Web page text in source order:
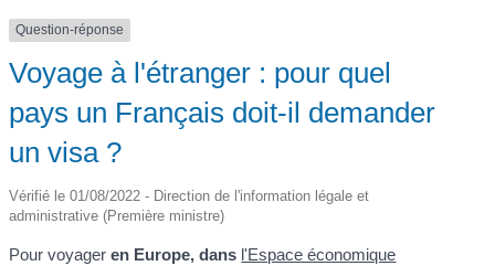
Question-réponse
Voyage à l'étranger : pour quel
pays un Français doit-il demander
un visa ?
Vérifié le 01/08/2022 - Direction de l'information légale et
administrative (Première ministre)
Pour voyageren Europe, dans l'Espace économique